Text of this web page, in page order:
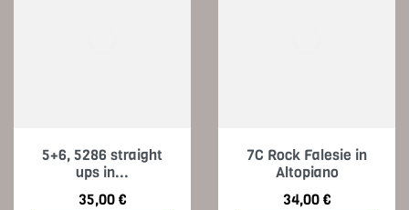
5+6, 5286 straight
ups in...
Preis
35,00 €
7C Rock Falesie in
Altopiano
Preis
34,00 €